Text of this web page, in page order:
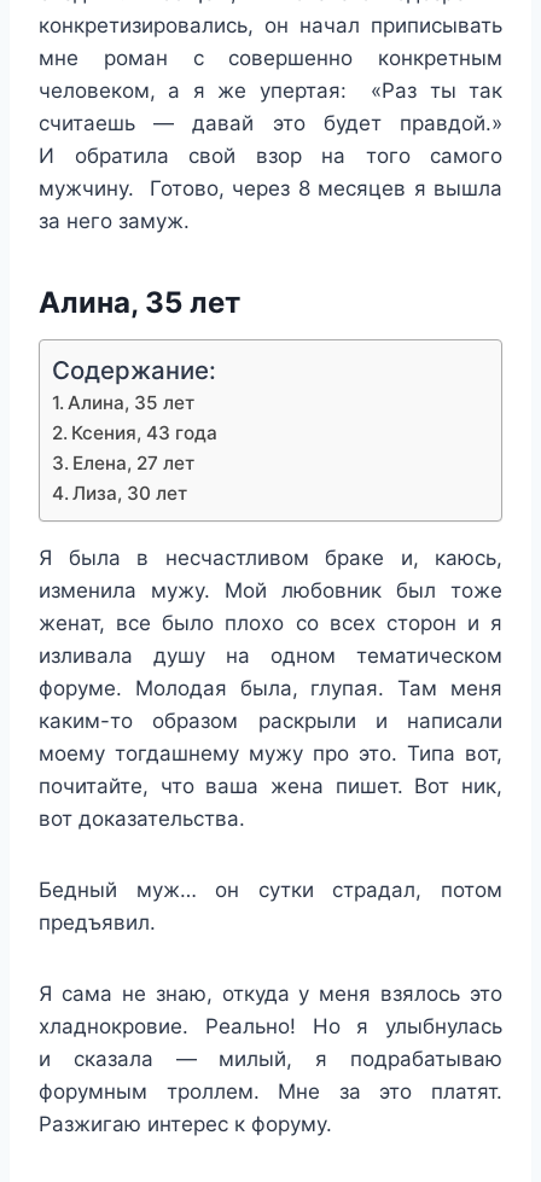
конкретизировались, он начал приписывать
мне роман с совершенно конкретным
человеком, а я же упертая: «Раз ты так
считаешь — давай это будет правдой.»
И обратила свой взор на того самого
мужчину. Готово, через 8 месяцев я вышла
за него замуж.
Алина, 35 лет
Содержание:
Алина, 35 лет
Ксения, 43 года
Елена, 27 лет
Лиза, 30 лет
Я была в несчастливом браке и, каюсь,
изменила мужу. Мой любовник был тоже
женат, все было плохо со всех сторон и я
изливала душу на одном тематическом
форуме. Молодая была, глупая. Там меня
каким-то образом раскрыли и написали
моему тогдашнему мужу про это. Типа вот,
почитайте, что ваша жена пишет. Вот ник,
вот доказательства.
Бедный муж… он сутки страдал, потом
предъявил.
Я сама не знаю, откуда у меня взялось это
хладнокровие. Реально! Но я улыбнулась
и сказала — милый, я подрабатываю
форумным троллем. Мне за это платят.
Разжигаю интерес к форуму.